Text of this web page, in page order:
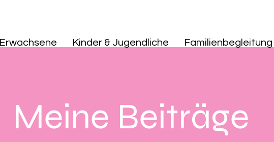
Erwachsene Kinder & Jugendliche Familienbegleitung
Meine Beiträge